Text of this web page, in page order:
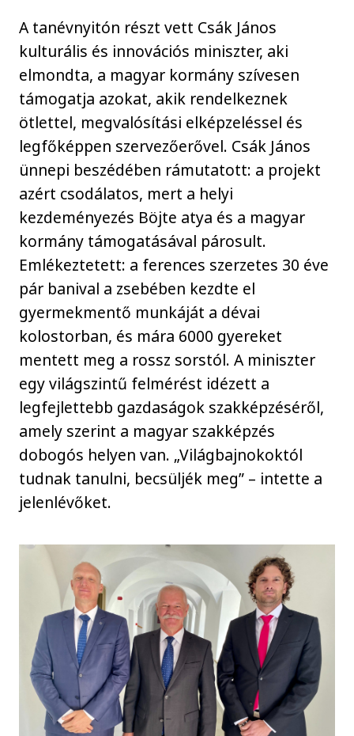
A tanévnyitón részt vett Csák János
kulturális és innovációs miniszter, aki
elmondta, a magyar kormány szívesen
támogatja azokat, akik rendelkeznek
ötlettel, megvalósítási elképzeléssel és
legfőképpen szervezőerővel. Csák János
ünnepi beszédében rámutatott: a projekt
azért csodálatos, mert a helyi
kezdeményezés Böjte atya és a magyar
kormány támogatásával párosult.
Emlékeztetett: a ferences szerzetes 30 éve
pár banival a zsebében kezdte el
gyermekmentő munkáját a dévai
kolostorban, és mára 6000 gyereket
mentett meg a rossz sorstól. A miniszter
egy világszintű felmérést idézett a
legfejlettebb gazdaságok szakképzéséről,
amely szerint a magyar szakképzés
dobogós helyen van. „Világbajnokoktól
tudnak tanulni, becsüljék meg” – intette a
jelenlévőket.